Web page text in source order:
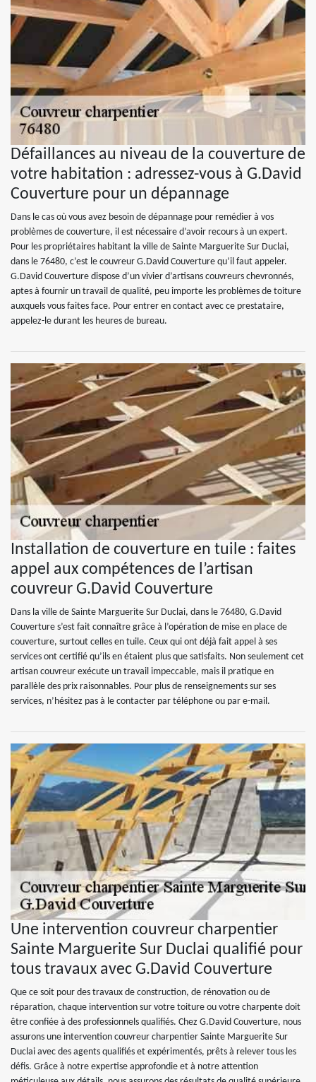
Défaillances au niveau de la couverture de
votre habitation : adressez-vous à G.David
Couverture pour un dépannage
Dans le cas où vous avez besoin de dépannage pour remédier à vos
problèmes de couverture, il est nécessaire d’avoir recours à un expert.
Pour les propriétaires habitant la ville de Sainte Marguerite Sur Duclai,
dans le 76480, c’est le couvreur G.David Couverture qu’il faut appeler.
G.David Couverture dispose d’un vivier d’artisans couvreurs chevronnés,
aptes à fournir un travail de qualité, peu importe les problèmes de toiture
auxquels vous faites face. Pour entrer en contact avec ce prestataire,
appelez-le durant les heures de bureau.
Installation de couverture en tuile : faites
appel aux compétences de l’artisan
couvreur G.David Couverture
Dans la ville de Sainte Marguerite Sur Duclai, dans le 76480, G.David
Couverture s’est fait connaître grâce à l’opération de mise en place de
couverture, surtout celles en tuile. Ceux qui ont déjà fait appel à ses
services ont certifié qu’ils en étaient plus que satisfaits. Non seulement cet
artisan couvreur exécute un travail impeccable, mais il pratique en
parallèle des prix raisonnables. Pour plus de renseignements sur ses
services, n’hésitez pas à le contacter par téléphone ou par e-mail.
Une intervention couvreur charpentier
Sainte Marguerite Sur Duclai qualifié pour
tous travaux avec G.David Couverture
Que ce soit pour des travaux de construction, de rénovation ou de
réparation, chaque intervention sur votre toiture ou votre charpente doit
être confiée à des professionnels qualifiés. Chez G.David Couverture, nous
assurons une intervention couvreur charpentier Sainte Marguerite Sur
Duclai avec des agents qualifiés et expérimentés, prêts à relever tous les
défis. Grâce à notre expertise approfondie et à notre attention